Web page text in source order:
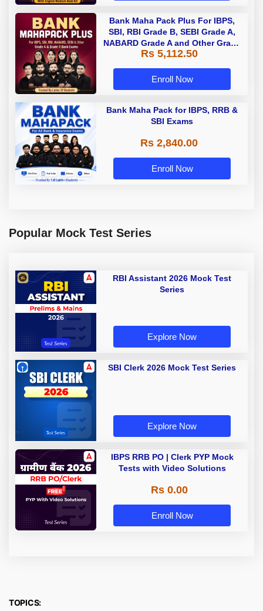
Bank Maha Pack Plus For IBPS,
SBI, RBI Grade B, SEBI Grade A,
NABARD Grade A and Other Grade
A & Grade B Bank Exams
Rs 5,112.50
Enroll Now
Bank Maha Pack for IBPS, RRB &
SBI Exams
Rs 2,840.00
Enroll Now
Popular Mock Test Series
RBI Assistant 2026 Mock Test
Series
Explore Now
SBI Clerk 2026 Mock Test Series
Explore Now
IBPS RRB PO | Clerk PYP Mock
Tests with Video Solutions
Rs 0.00
Enroll Now
TOPICS: